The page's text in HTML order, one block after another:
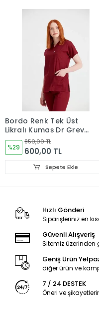
Bordo Renk Tek Üst
Likralı Kumaş Dr Greys
Kesim
%29
850,00 TL
600,00 TL
Sepete Ekle
Hızlı Gönderi
Siparişleriniz en
Güvenli Alışveriş
Sitemiz üzerinden
Geniş Ürün
diğer ürün ve
7 / 24 DESTEK
Öneri ve